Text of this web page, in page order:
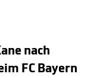
nach
FC Bayern